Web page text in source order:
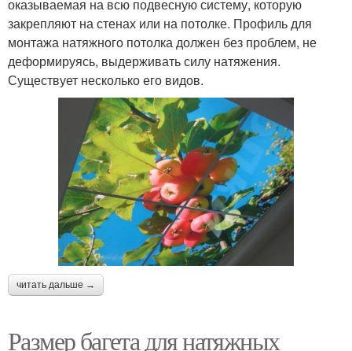
оказываемая на всю подвесную систему, которую
закрепляют на стенах или на потолке. Профиль для
монтажа натяжного потолка должен без проблем, не
деформируясь, выдерживать силу натяжения.
Существует несколько его видов.
читать дальше →
Размер багета для натяжных